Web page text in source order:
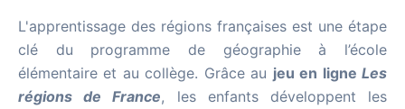
L'apprentissage des régions françaises est une étape
clé du programme de géographie à l’école
élémentaire et au collège. Grâce au jeu en ligneLes
régions de France, les enfants développent les